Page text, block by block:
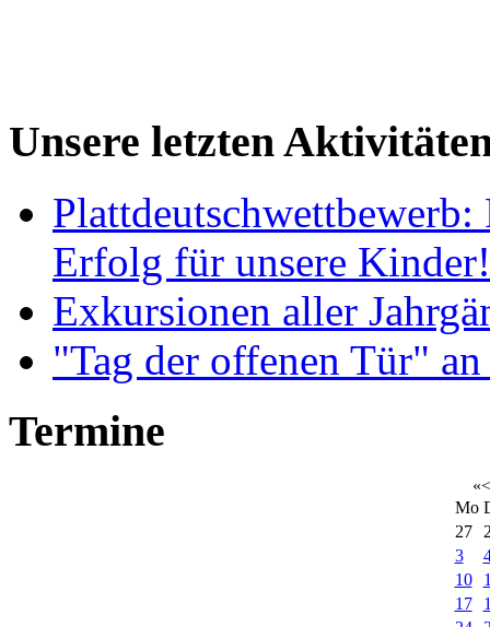
Unsere letzten
Erfolg für unsere Kinder!
Exkursionen aller
"Tag der offenen Tür"
Termine
«<
Mo
27
3
10
17